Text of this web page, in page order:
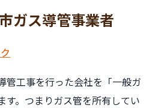
ガス導管事業者
管工事を行った会社を「一般ガ
す。つまりガス管を所有してい